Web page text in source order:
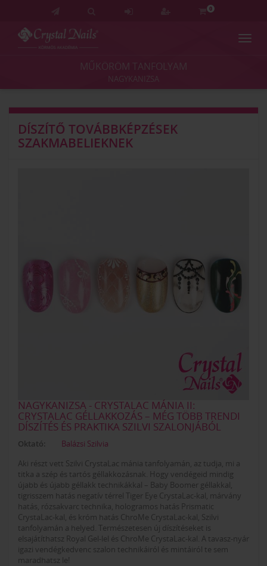
0
Akadémia
Vizsgaközpont
MŰKÖRÖM TANFOLYAM
NAGYKANIZSA
DÍSZÍTŐ TOVÁBBKÉPZÉSEK
SZAKMABELIEKNEK
NAGYKANIZSA - CRYSTALAC MÁNIA II:
CRYSTALAC GÉLLAKKOZÁS – MÉG TÖBB TRENDI
DÍSZÍTÉS ÉS PRAKTIKA SZILVI SZALONJÁBÓL
Oktató:
Balázsi Szilvia
Aki részt vett Szilvi CrystaLac mánia tanfolyamán, az tudja, mi a
titka a szép és tartós géllakkozásnak. Hogy vendégeid mindig
újabb és újabb géllakk technikákkal – Baby Boomer géllakkal,
tigrisszem hatás negatív térrel Tiger Eye CrystaLac-kal, márvány
hatás, rózsakvarc technika, hologramos hatás Prismatic
CrystaLac-kal, és króm hatás ChroMe CrystaLac-kal, Szilvi
tanfolyamán a helyed. Természetesen új díszítéseket is
elsajátíthatsz Royal Gel-lel és ChroMe CrystaLac-kal. A tavasz-nyár
igazi vendégkedvenc szalon technikáiról és mintáiról te sem
maradhatsz le!